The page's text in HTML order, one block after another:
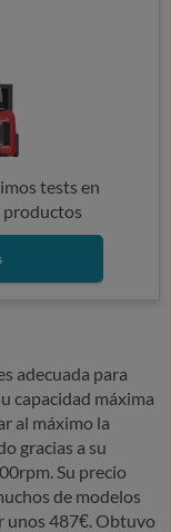
tests en
productos
adecuada para
capacidad máxima
al máximo la
gracias a su
Su precio
de modelos
unos 487€. Obtuvo